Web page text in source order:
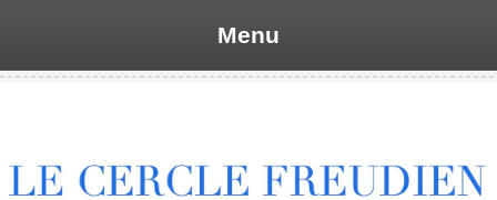
Menu